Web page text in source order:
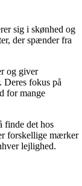
sig i skønhed og
der spænder fra
og giver
Deres fokus på
for mange
finde det hos
forskellige mærker
lejlighed.